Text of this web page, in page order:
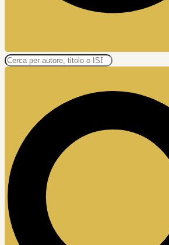
Ricerca
prodotti